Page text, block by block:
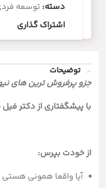
دسته: توسعه
اشتراک گذاری
توضیحات
جزو پرفروش ترین های
با پیشگفتاری از دکتر
از خودت بپرس:
آیا واقعا همونی